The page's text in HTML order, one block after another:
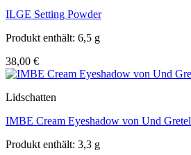
ILGE Setting Powder
Produkt enthält: 6,5 g
38,00 €
Lidschatten
IMBE Cream Eyeshadow von Und Gretel
Produkt enthält: 3,3 g